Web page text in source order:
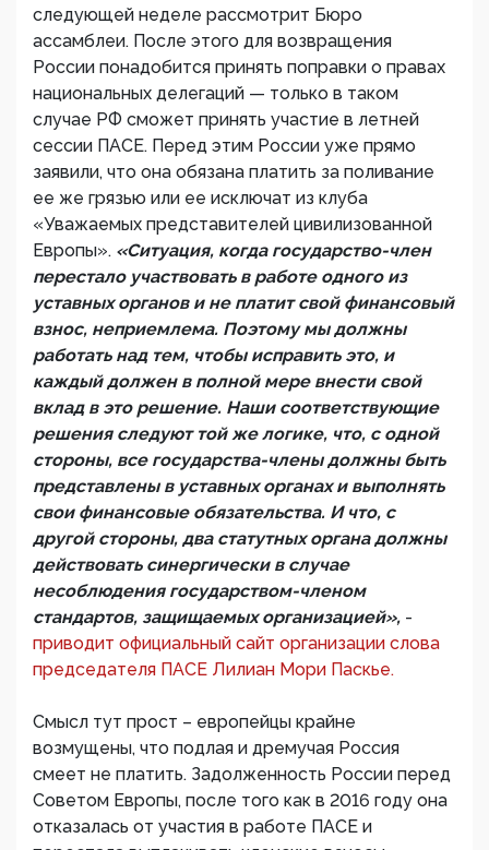
следующей неделе рассмотрит Бюро
ассамблеи. После этого для возвращения
России понадобится принять поправки о правах
национальных делегаций — только в таком
случае РФ сможет принять участие в летней
сессии ПАСЕ. Перед этим России уже прямо
заявили, что она обязана платить за поливание
ее же грязью или ее исключат из клуба
«Уважаемых представителей цивилизованной
Европы». «Ситуация, когда государство-член
перестало участвовать в работе одного из
уставных органов и не платит свой финансовый
взнос, неприемлема. Поэтому мы должны
работать над тем, чтобы исправить это, и
каждый должен в полной мере внести свой
вклад в это решение. Наши соответствующие
решения следуют той же логике, что, с одной
стороны, все государства-члены должны быть
представлены в уставных органах и выполнять
свои финансовые обязательства. И что, с
другой стороны, два статутных органа должны
действовать синергически в случае
несоблюдения государством-членом
стандартов, защищаемых организацией», -
приводит официальный сайт организации слова
председателя ПАСЕ Лилиан Мори Паскье.
Смысл тут прост – европейцы крайне
возмущены, что подлая и дремучая Россия
смеет не платить. Задолженность России перед
Советом Европы, после того как в 2016 году она
отказалась от участия в работе ПАСЕ и